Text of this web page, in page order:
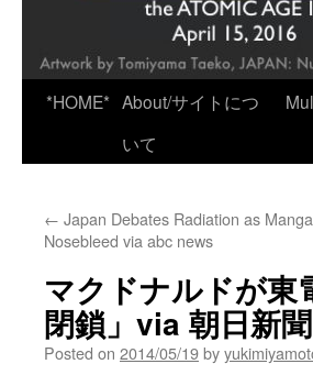
*HOME* About/サイトにつ
いて
← Japan Debates Radiation as
Nosebleed via abc news
マクドナルドが
閉鎖」via 朝日新聞
Posted on 2014/05/19by